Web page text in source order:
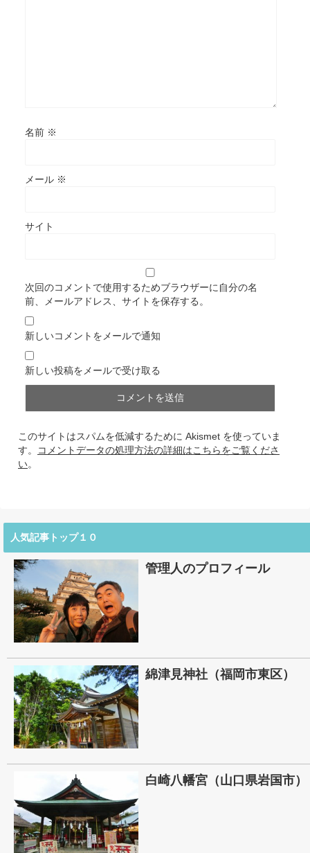
名前 ※
メール ※
サイト
次回のコメントで使用するためブラウザーに自分の名
前、メールアドレス、サイトを保存する。
新しいコメントをメールで通知
新しい投稿をメールで受け取る
このサイトはスパムを低減するために Akismet を使っていま
す。
コメントデータの処理方法の詳細はこちらをご覧くださ
い。
人気記事トップ１０
管理人のプロフィール
綿津見神社（福岡市東区）
白崎八幡宮（山口県岩国市）